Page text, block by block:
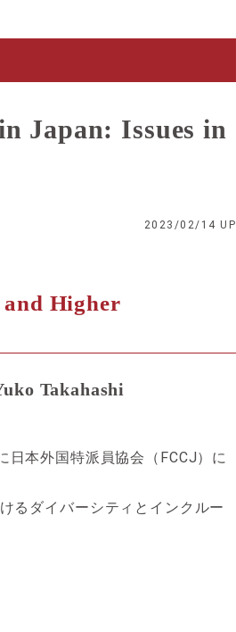
Japan: Issues in
2023/02/14 UP
Higher
Takahashi
本外国特派員協会（FCCJ）に
るダイバーシティとインクルー